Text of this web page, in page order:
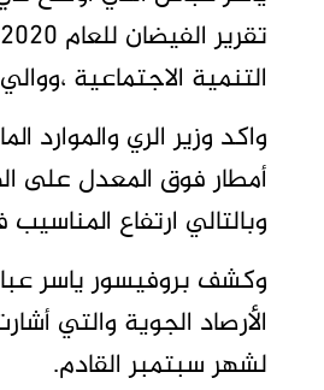
التنمية الاجتماعية
واكد وزير الري
أمطار فوق المعدل على
وبالتالي ارتفاع
وكشف بروفيسور ياسر
الأرصاد الجوية والتي
لشهر سبتمبر القادم.